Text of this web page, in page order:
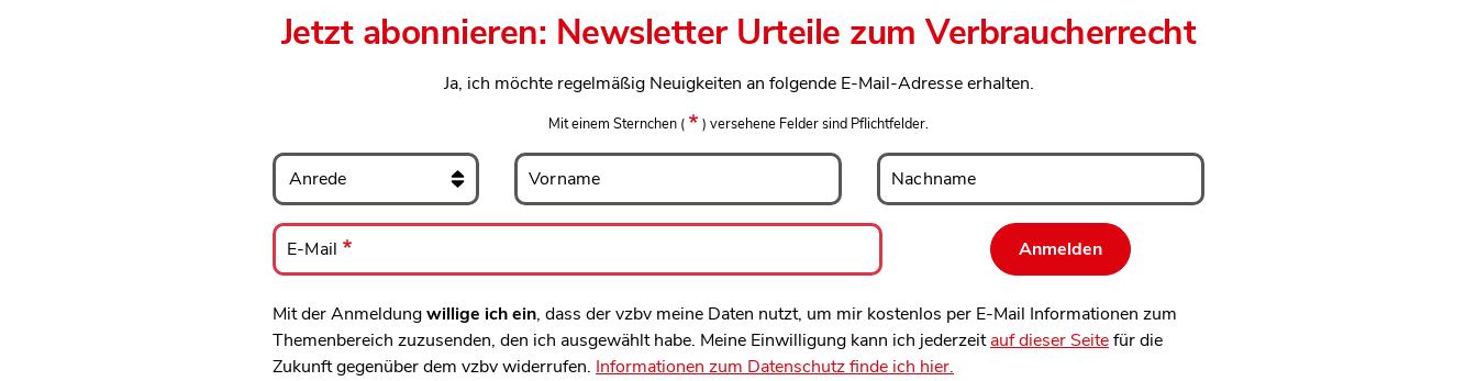
Jetzt abonnieren: Newsletter Urteile zum Verbraucherrecht
Ja, ich möchte regelmäßig Neuigkeiten an folgende E-Mail-Adresse erhalten.
Mit einem Sternchen ( ) versehene Felder sind Pflichtfelder.
Anrede Vorname
Vorname
Nachname
Nachname
E-
Mail
E-Mail
Mit der Anmeldungwillige ich ein, dass der vzbv meine Daten nutzt, um mir kostenlos per E-Mail Informationen zum
Themenbereich zuzusenden, den ich ausgewählt habe. Meine Einwilligung kann ich jederzeitauf dieser Seitefür die
Zukunft gegenüber dem vzbv widerrufen. Informationen zum Datenschutz finde ich hier.